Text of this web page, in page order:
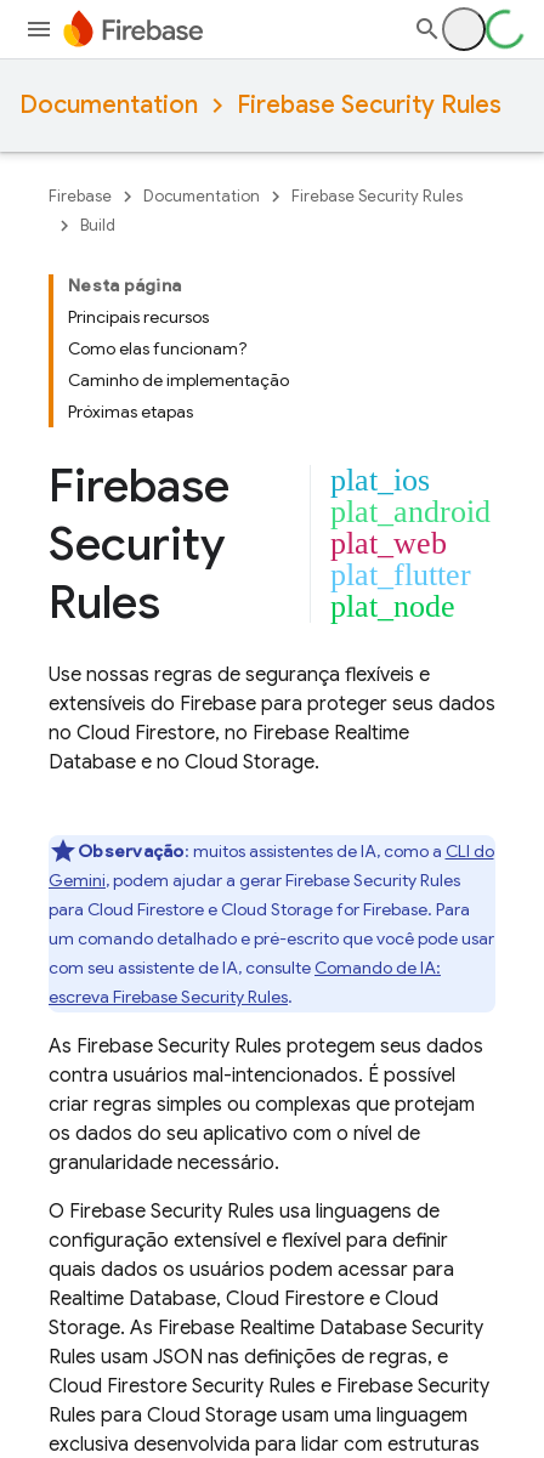
Documentation Firebase Security Rules
Firebase Documentation
Firebase Security Rules
Build
Nesta página
Principais recursos
Como elas funcionam?
Caminho de implementação
Próximas etapas
Firebase
Security
Rules
plat_ios
plat_android
plat_web
plat_flutter
plat_node
Use nossas regras de segurança flexíveis e
extensíveis do Firebase para proteger seus dados
no Cloud Firestore, no Firebase Realtime
Database e no Cloud Storage.
Observação: muitos assistentes de IA, como a CLI do
Gemini, podem ajudar a gerarFirebase Security Rules
para Cloud Firestoree Cloud Storage for Firebase. Para
um comando detalhado e pré-escrito que você pode usar
com seu assistente de IA, consulte Comando de IA:
escreva Firebase Security Rules.
As Firebase Security Rules protegem seus dados
contra usuários mal-intencionados. É possível
criar regras simples ou complexas que protejam
os dados do seu aplicativo com o nível de
granularidade necessário.
O Firebase Security Rules usa linguagens de
configuração extensível e flexível para definir
quais dados os usuários podem acessar para
Realtime Database, Cloud Firestore e Cloud
Storage. As Firebase Realtime Database Security
Rules usam JSON nas definições de regras, e
Cloud Firestore Security Rules e Firebase Security
Rules para Cloud Storage usam uma linguagem
exclusiva desenvolvida para lidar com estruturas